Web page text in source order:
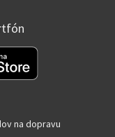
na dopravu